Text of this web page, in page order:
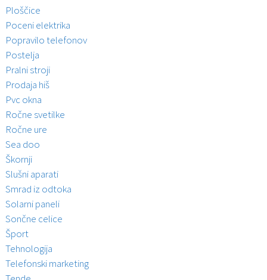
Ploščice
Poceni elektrika
Popravilo telefonov
Postelja
Pralni stroji
Prodaja hiš
Pvc okna
Ročne svetilke
Ročne ure
Sea doo
Škornji
Slušni aparati
Smrad iz odtoka
Solarni paneli
Sončne celice
Šport
Tehnologija
Telefonski marketing